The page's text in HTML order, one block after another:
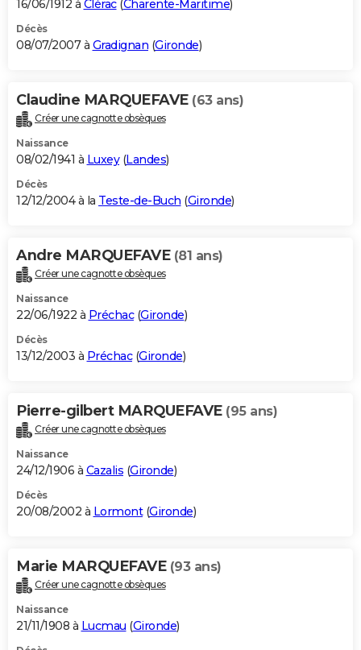
16/06/1912 à Clérac(Charente-Maritime)
Décès
08/07/2007 à Gradignan (Gironde)
Claudine MARQUEFAVE (63 ans)
Créer une cagnotte obsèques
Naissance
08/02/1941 à Luxey(Landes)
Décès
12/12/2004 à la Teste-de-Buch (Gironde)
Andre MARQUEFAVE (81 ans)
Créer une cagnotte obsèques
Naissance
22/06/1922 à Préchac(Gironde)
Décès
13/12/2003 à Préchac(Gironde)
Pierre-gilbert MARQUEFAVE (95 ans)
Créer une cagnotte obsèques
Naissance
24/12/1906 à Cazalis (Gironde)
Décès
20/08/2002 à Lormont(Gironde)
Marie MARQUEFAVE (93 ans)
Créer une cagnotte obsèques
Naissance
21/11/1908 à Lucmau (Gironde)